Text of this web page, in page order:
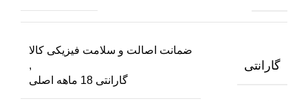
گارانتی
ضمانت اصالت و سلامت فیزیکی کالا
,
گارانتی 18 ماهه اصلی